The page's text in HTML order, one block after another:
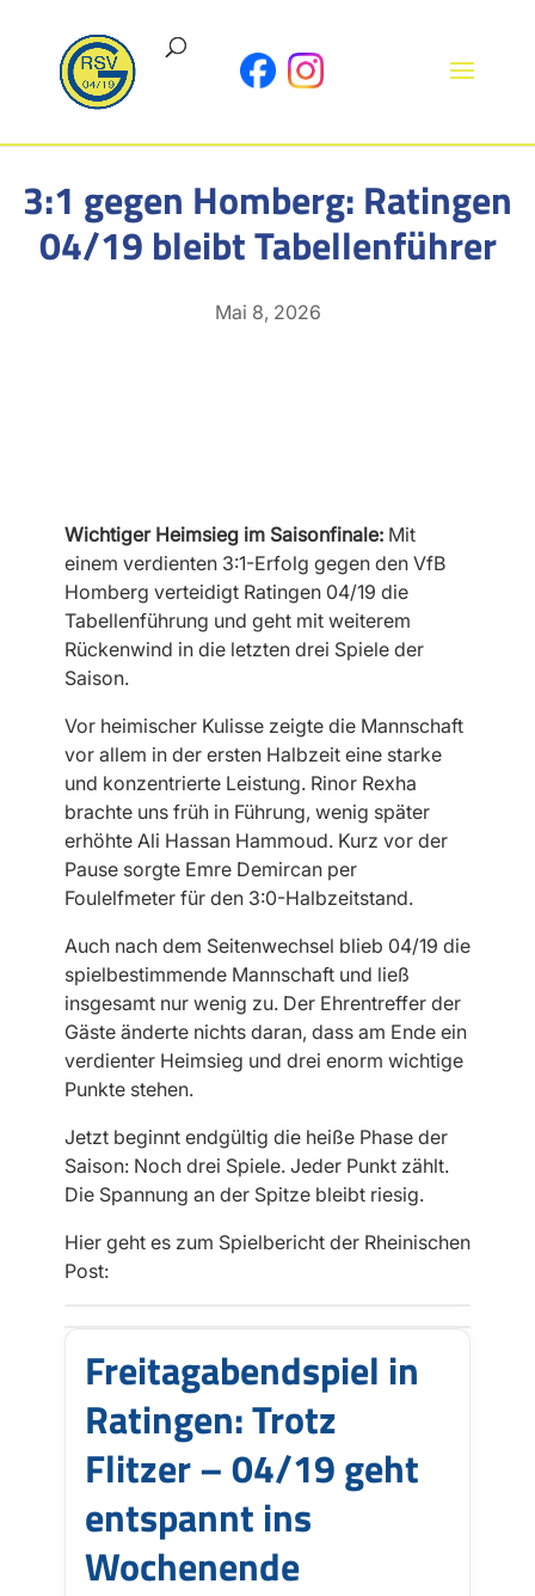
3:1 gegen Homberg: Ratingen
04/19 bleibt Tabellenführer
Mai 8, 2026
Wichtiger Heimsieg im Saisonfinale:Mit
einem verdienten 3:1-Erfolg gegen den VfB
Homberg verteidigt Ratingen 04/19 die
Tabellenführung und geht mit weiterem
Rückenwind in die letzten drei Spiele der
Saison.
Vor heimischer Kulisse zeigte die Mannschaft
vor allem in der ersten Halbzeit eine starke
und konzentrierte Leistung. Rinor Rexha
brachte uns früh in Führung, wenig später
erhöhte Ali Hassan Hammoud. Kurz vor der
Pause sorgte Emre Demircan per
Foulelfmeter für den 3:0-Halbzeitstand.
Auch nach dem Seitenwechsel blieb 04/19 die
spielbestimmende Mannschaft und ließ
insgesamt nur wenig zu. Der Ehrentreffer der
Gäste änderte nichts daran, dass am Ende ein
verdienter Heimsieg und drei enorm wichtige
Punkte stehen.
Jetzt beginnt endgültig die heiße Phase der
Saison: Noch drei Spiele. Jeder Punkt zählt.
Die Spannung an der Spitze bleibt riesig.
Hier geht es zum Spielbericht der Rheinischen
Post:
Freitagabendspiel in
Ratingen: Trotz
Flitzer – 04/19 geht
entspannt ins
Wochenende